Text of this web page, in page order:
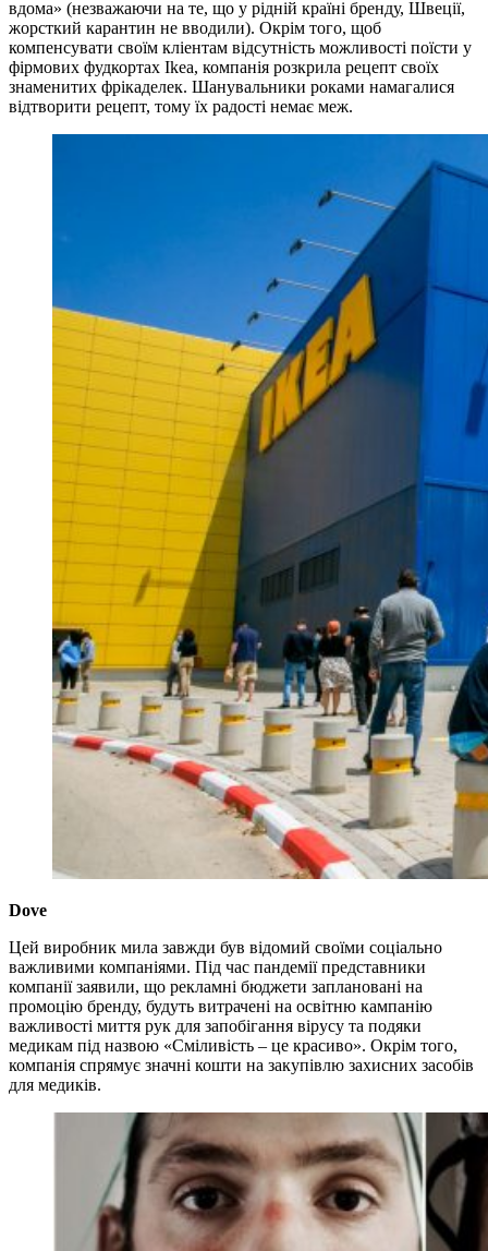
вдома» (незважаючи на те, що у рідній країні бренду, Швеції,
жорсткий карантин не вводили). Окрім того, щоб
компенсувати своїм кліентам відсутність можливості поїсти у
фірмових фудкортах Ikea, компанія розкрила рецепт своїх
знаменитих фрікаделек. Шанувальники роками намагалися
відтворити рецепт, тому їх радості немає меж.
Dove
Цей виробник мила завжди був відомий своїми соціально
важливими компаніями. Під час пандемії представники
компанії заявили, що рекламні бюджети заплановані на
промоцію бренду, будуть витрачені на освітню кампанію
важливості миття рук для запобігання вірусу та подяки
медикам під назвою «Сміливість – це красиво». Окрім того,
компанія спрямує значні кошти на закупівлю захисних засобів
для медиків.